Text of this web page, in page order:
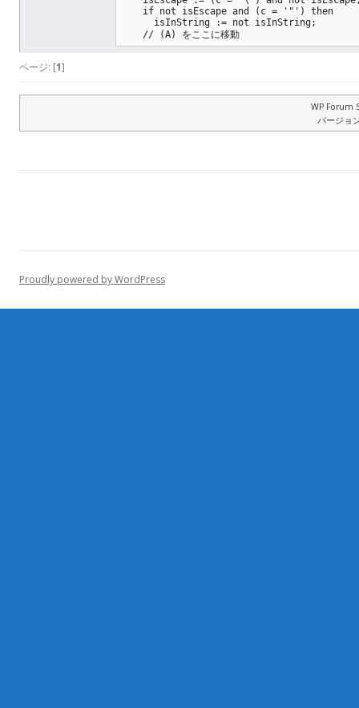
    if not isEscape and (c = '"') then
      isInString := not isInString;
    // (A) をここに移動
ページ: [1]
WP Forum
バージョ
Proudly powered by WordPress